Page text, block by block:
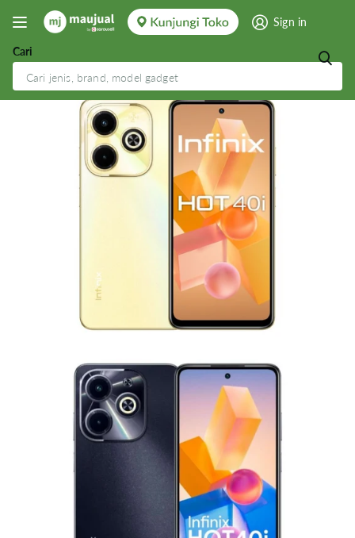
Cari
Sign in
Infinix Hot 40i